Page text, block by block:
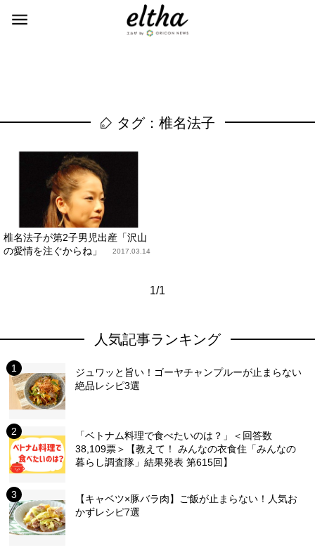
タグ：椎名法子
椎名法子が第2子男児出産「沢山
の愛情を注ぐからね」
2017.03.14
1/1
人気記事ランキング
ジュワッと旨い！ゴーヤチャンプルーが止まらない
絶品レシピ3選
「ベトナム料理で食べたいのは？」＜回答数
38,109票＞【教えて！ みんなの衣食住「みんなの
暮らし調査隊」結果発表 第615回】
【キャベツ×豚バラ肉】ご飯が止まらない！人気お
かずレシピ7選